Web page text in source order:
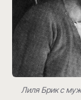
Лиля Брик с